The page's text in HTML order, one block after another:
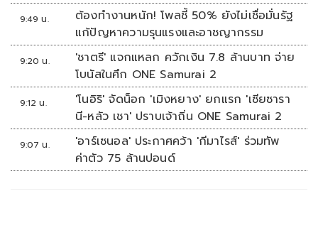
9:49 น.
ต้องทำงานหนัก! โพลชี้ 50% ยังไม่เชื่อมั่นรัฐ
แก้ปัญหาความรุนแรงและอาชญากรรม
9:20 น.
'ชาตรี' แจกแหลก ควักเงิน 7.8 ล้านบาท จ่าย
โบนัสในศึก ONE Samurai 2
9:12 น.
'โนอิริ' จัดน็อก 'เมิงหยาง' ยกแรก 'เซียซารา
นี-หลัว เชา' ปราบเจ้าถิ่น ONE Samurai 2
9:07 น.
'อาร์เซนอล' ประกาศคว้า 'กีมาไรส์' ร่วมทัพ
ค่าตัว 75 ล้านปอนด์